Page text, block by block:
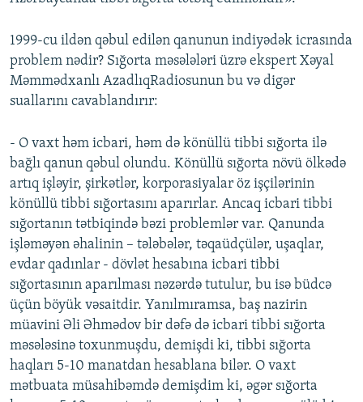
1999-cu ildən qəbul edilən qanunun indiyədək icrasında
problem nədir? Sığorta məsələləri üzrə ekspert Xəyal
Məmmədxanlı AzadlıqRadiosunun bu və digər
suallarını cavablandırır:
- O vaxt həm icbari, həm də könüllü tibbi sığorta ilə
bağlı qanun qəbul olundu. Könüllü sığorta növü ölkədə
artıq işləyir, şirkətlər, korporasiyalar öz işçilərinin
könüllü tibbi sığortasını aparırlar. Ancaq icbari tibbi
sığortanın tətbiqində bəzi problemlər var. Qanunda
işləməyən əhalinin – tələbələr, təqaüdçülər, uşaqlar,
evdar qadınlar - dövlət hesabına icbari tibbi
sığortasının aparılması nəzərdə tutulur, bu isə büdcə
üçün böyük vəsaitdir. Yanılmıramsa, baş nazirin
müavini Əli Əhmədov bir dəfə də icbari tibbi sığorta
məsələsinə toxunmuşdu, demişdi ki, tibbi sığorta
haqları 5-10 manatdan hesablana bilər. O vaxt
mətbuata müsahibəmdə demişdim ki, əgər sığorta